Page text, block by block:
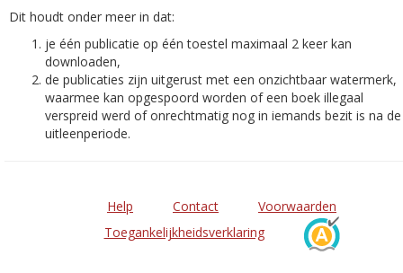
Dit houdt onder meer in dat:
je één publicatie op één toestel maximaal 2 keer kan
downloaden,
de publicaties zijn uitgerust met een onzichtbaar watermerk,
waarmee kan opgespoord worden of een boek illegaal
verspreid werd of onrechtmatig nog in iemands bezit is na de
uitleenperiode.
Help Contact
Voorwaarden
Toegankelijkheidsverklaring